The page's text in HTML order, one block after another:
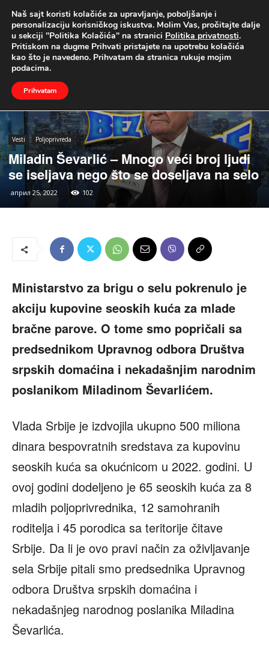
UŽIVO
Naslovna Vesti Poljoprivreda
Vesti Poljoprivreda
Miladin Ševarlić – Mnogo veći broj ljudi
se iseljava nego što se doseljava na selo
април 25, 2022 102
Ministarstvo za brigu o selu pokrenulo je
akciju kupovine seoskih kuća za mlade
bračne parove. O tome smo popričali sa
predsednikom Upravnog odbora Društva
srpskih domaćina i nekadašnjim narodnim
poslanikom Miladinom Ševarlićem.
Vlada Srbije je izdvojila ukupno 500 miliona
dinara bespovratnih sredstava za kupovinu
seoskih kuća sa okućnicom u 2022. godini. U
ovoj godini dodeljeno je 65 seoskih kuća za 8
mladih poljoprivrednika, 12 samohranih
roditelja i 45 porodica sa teritorije čitave
Srbije. Da li je ovo pravi način za oživljavanje
sela Srbije pitali smo predsednika Upravnog
odbora Društva srpskih domaćina i
nekadašnjeg narodnog poslanika Miladina
Ševarlića.
Naš sajt koristi kolačiće za upravljanje, poboljšanje i
personalizaciju korisničkog iskustva. Molim Vas, pročitajte dalje
u sekciji "Politika Kolačića" na stranici Politika privatnosti.
Pritiskom na dugme Prihvati pristajete na upotrebu kolačića
kao što je navedeno. Prihvatam da stranica rukuje mojim
podacima.
Prihvatam